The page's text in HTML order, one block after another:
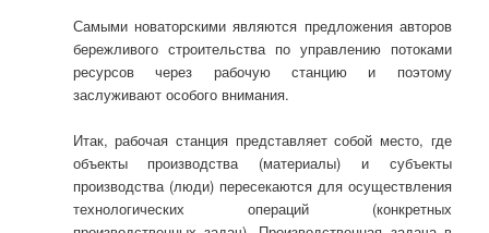
Самыми новаторскими являются предложения авторов
бережливого строительства по управлению потоками
ресурсов через рабочую станцию и поэтому
заслуживают особого внимания.
Итак, рабочая станция представляет собой место, где
объекты производства (материалы) и субъекты
производства (люди) пересекаются для осуществления
технологических операций (конкретных